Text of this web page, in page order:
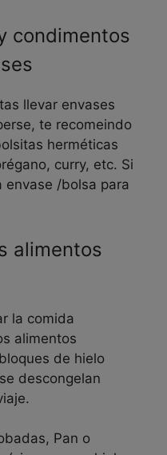
condimentos
llevar envases
te recomeindo
herméticas
curry, etc. Si
envase /bolsa para
alimentos
la comida
alimentos
de hielo
descongelan
Pan o